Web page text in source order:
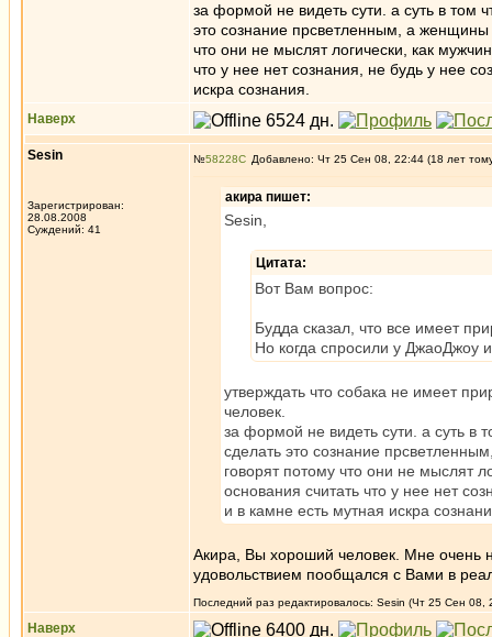
за формой не видеть сути. а суть в том
это сознание прсветленным, а женщины
что они не мыслят логически, как
что у нее нет сознания, не будь у нее
искра сознания.
Наверх
Sesin
Зарегистрирован:
28.08.2008
Суждений: 41
№58228 Добавлено: Чт 25 Сен 08, 22:44 (18 лет
акира пишет:
Sesin,
Цитата:
Вот Вам вопрос:
Будда сказал, что все имеет
Но когда спросили у ДжаоДжоу
утверждать что собака не имеет
человек.
за формой не видеть сути. а суть в
сделать это сознание
говорят потому что они не мыслят
основания считать что у нее нет
и в камне есть мутная искра
Акира, Вы хороший человек. Мне очень
удовольствием пообщался с Вами в
Последний раз редактировалось: Sesin (Чт 25 Сен 08,
Наверх